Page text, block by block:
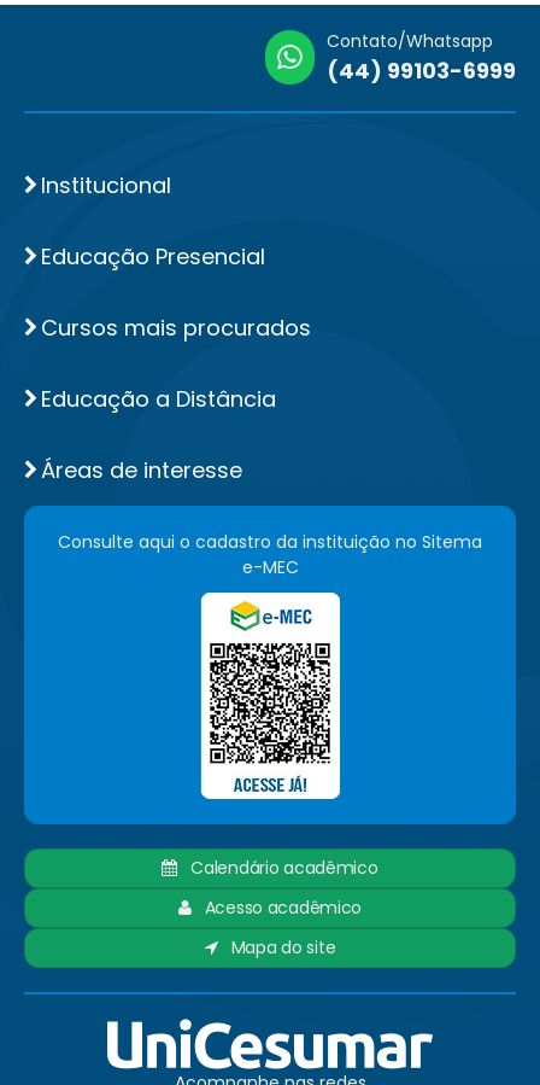
Contato/Whatsapp
(44) 99103-6999
Institucional
Educação Presencial
Cursos mais procurados
Educação a Distância
Áreas de interesse
Consulte aqui o cadastro da instituição no Sitema
e-MEC
Calendário acadêmico
Acesso acadêmico
Mapa do site